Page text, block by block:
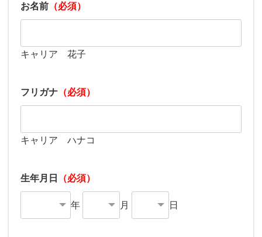
お名前 （必須）
キャリア 花子
フリガナ （必須）
キャリア ハナコ
生年月日 （必須）
年 月 日